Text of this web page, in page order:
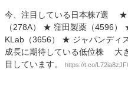
今、注目している日本株7選 ★
（278A） ★ 窪田製薬（4596
KLab（3656） ★ ジャパンデ
成長に期待している低位株 大
目しています。
https://t.co/